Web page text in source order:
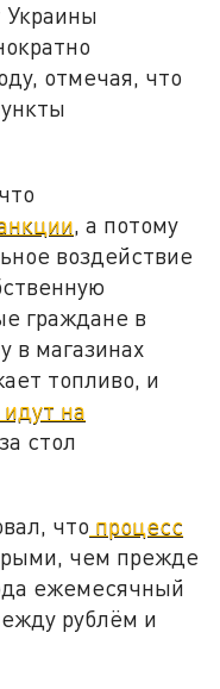
Украины
отмечая, что
, а потому
воздействие
граждане в
в магазинах
топливо, и
на
стол
что процесс
чем прежде
ежемесячный
рублём и